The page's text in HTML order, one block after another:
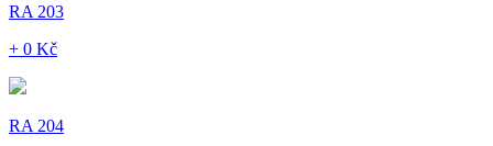
RA 203
+ 0 Kč
RA 204